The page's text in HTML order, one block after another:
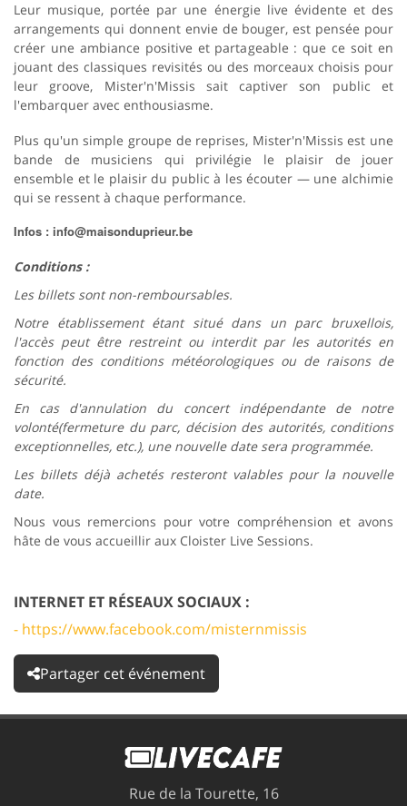
Leur musique, portée par une énergie live évidente et des
arrangements qui donnent envie de bouger, est pensée pour
créer une ambiance positive et partageable : que ce soit en
jouant des classiques revisités ou des morceaux choisis pour
leur groove, Mister'n'Missis sait captiver son public et
l'embarquer avec enthousiasme.
Plus qu'un simple groupe de reprises, Mister'n'Missis est une
bande de musiciens qui privilégie le plaisir de jouer
ensemble et le plaisir du public à les écouter — une alchimie
qui se ressent à chaque performance.
Infos : info@maisonduprieur.be
Conditions :
Les billets sont non-remboursables.
Notre établissement étant situé dans un parc bruxellois,
l'accès peut être restreint ou interdit par les autorités en
fonction des conditions météorologiques ou de raisons de
sécurité.
En cas d'annulation du concert indépendante de notre
volonté(fermeture du parc, décision des autorités, conditions
exceptionnelles, etc.), une nouvelle date sera programmée.
Les billets déjà achetés resteront valables pour la nouvelle
date.
Nous vous remercions pour votre compréhension et avons
hâte de vous accueillir aux Cloister Live Sessions.
INTERNET ET RÉSEAUX SOCIAUX :
- https://www.facebook.com/misternmissis
Partager cet événement
Rue de la Tourette, 16